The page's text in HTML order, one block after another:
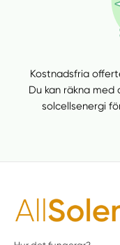
Kostnadsfria
Du kan räkna
solcellsenergi